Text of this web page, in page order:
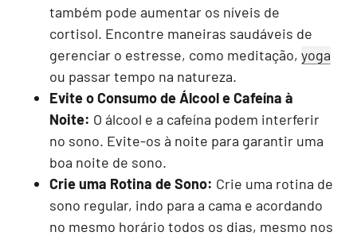
também pode aumentar os níveis de
cortisol. Encontre maneiras saudáveis de
gerenciar o estresse, como meditação, yoga
ou passar tempo na natureza.
Evite o Consumo de Álcool e Cafeína à
Noite: O álcool e a cafeína podem interferir
no sono. Evite-os à noite para garantir uma
boa noite de sono.
Crie uma Rotina de Sono: Crie uma rotina de
sono regular, indo para a cama e acordando
no mesmo horário todos os dias, mesmo nos